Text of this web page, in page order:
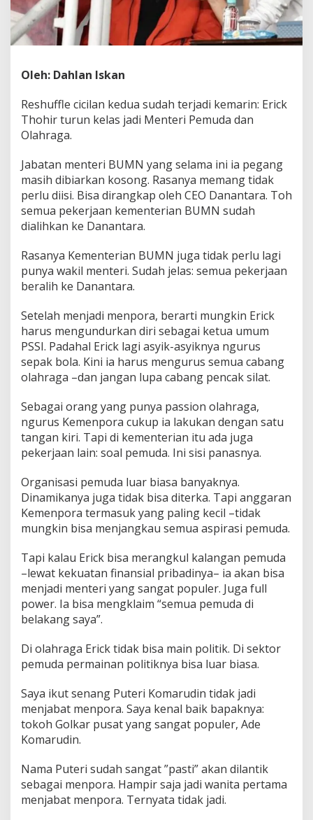
Oleh: Dahlan Iskan
Reshuffle cicilan kedua sudah terjadi kemarin: Erick
Thohir turun kelas jadi Menteri Pemuda dan
Olahraga.
Jabatan menteri BUMN yang selama ini ia pegang
masih dibiarkan kosong. Rasanya memang tidak
perlu diisi. Bisa dirangkap oleh CEO Danantara. Toh
semua pekerjaan kementerian BUMN sudah
dialihkan ke Danantara.
Rasanya Kementerian BUMN juga tidak perlu lagi
punya wakil menteri. Sudah jelas: semua pekerjaan
beralih ke Danantara.
Setelah menjadi menpora, berarti mungkin Erick
harus mengundurkan diri sebagai ketua umum
PSSI. Padahal Erick lagi asyik-asyiknya ngurus
sepak bola. Kini ia harus mengurus semua cabang
olahraga –dan jangan lupa cabang pencak silat.
Sebagai orang yang punya passion olahraga,
ngurus Kemenpora cukup ia lakukan dengan satu
tangan kiri. Tapi di kementerian itu ada juga
pekerjaan lain: soal pemuda. Ini sisi panasnya.
Organisasi pemuda luar biasa banyaknya.
Dinamikanya juga tidak bisa diterka. Tapi anggaran
Kemenpora termasuk yang paling kecil –tidak
mungkin bisa menjangkau semua aspirasi pemuda.
Tapi kalau Erick bisa merangkul kalangan pemuda
–lewat kekuatan finansial pribadinya– ia akan bisa
menjadi menteri yang sangat populer. Juga full
power. Ia bisa mengklaim “semua pemuda di
belakang saya”.
Di olahraga Erick tidak bisa main politik. Di sektor
pemuda permainan politiknya bisa luar biasa.
Saya ikut senang Puteri Komarudin tidak jadi
menjabat menpora. Saya kenal baik bapaknya:
tokoh Golkar pusat yang sangat populer, Ade
Komarudin.
Nama Puteri sudah sangat ”pasti” akan dilantik
sebagai menpora. Hampir saja jadi wanita pertama
menjabat menpora. Ternyata tidak jadi.